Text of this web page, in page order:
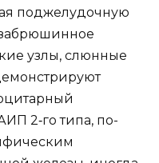
поджелудочную
узлы, слюнные
2‐го типа, по-